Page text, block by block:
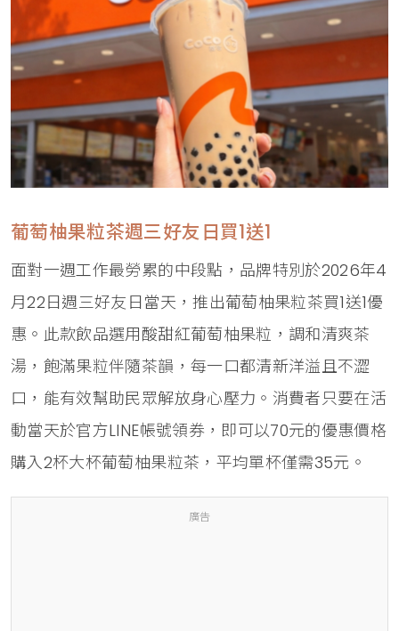
葡萄柚果粒茶週三好友日買1送1
面對一週工作最勞累的中段點，品牌特別於2026年4
月22日週三好友日當天，推出葡萄柚果粒茶買1送1優
惠。此款飲品選用酸甜紅葡萄柚果粒，調和清爽茶
湯，飽滿果粒伴隨茶韻，每一口都清新洋溢且不澀
口，能有效幫助民眾解放身心壓力。消費者只要在活
動當天於官方LINE帳號領券，即可以70元的優惠價格
購入2杯大杯葡萄柚果粒茶，平均單杯僅需35元。
廣告